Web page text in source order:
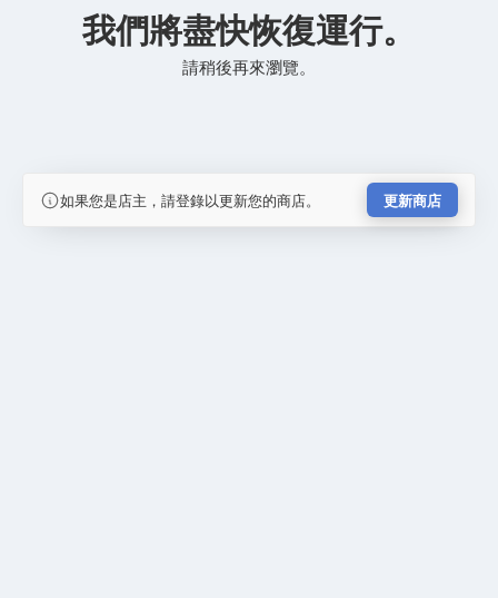
我們將盡快恢復運行。
請稍後再來瀏覽。
如果您是店主，請登錄以更新您的商店。 更新商店